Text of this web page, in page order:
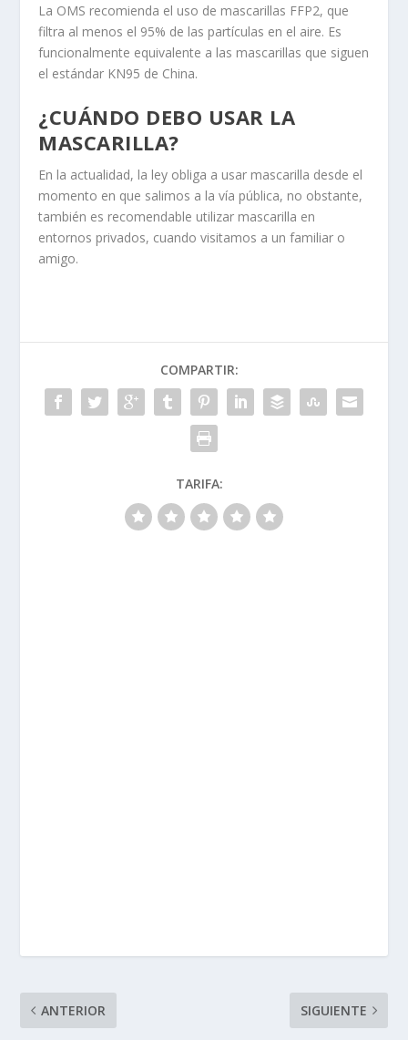
La OMS recomienda el uso de mascarillas FFP2, que
filtra al menos el 95% de las partículas en el aire. Es
funcionalmente equivalente a las mascarillas que siguen
el estándar KN95 de China.
¿CUÁNDO DEBO USAR LA
MASCARILLA?
En la actualidad, la ley obliga a usar mascarilla desde el
momento en que salimos a la vía pública, no obstante,
también es recomendable utilizar mascarilla en
entornos privados, cuando visitamos a un familiar o
amigo.
COMPARTIR:
TARIFA:
ANTERIOR SIGUIENTE